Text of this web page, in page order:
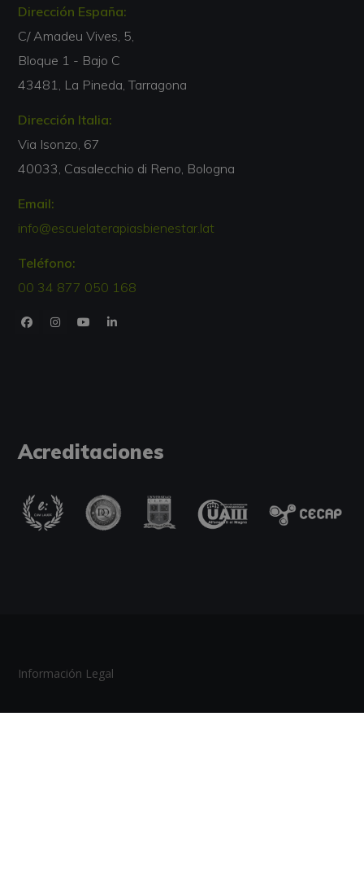
Dirección España:
C/ Amadeu Vives, 5,
Bloque 1 - Bajo C
43481, La Pineda, Tarragona
Dirección Italia:
Via Isonzo, 67
40033, Casalecchio di Reno, Bologna
Email:
info@escuelaterapiasbienestar.lat
Teléfono:
00 34 877 050 168
Acreditaciones
Información Legal